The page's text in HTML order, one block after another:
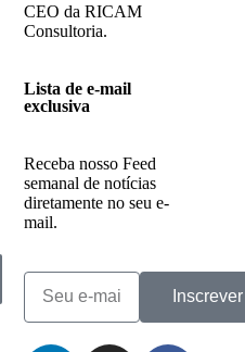
CEO da RICAM
Consultoria.
Lista de e-mail
exclusiva
Receba nosso Feed
semanal de notícias
diretamente no seu e-
mail.
Inscrever